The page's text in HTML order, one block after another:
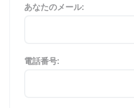
あなたのメール:
電話番号: